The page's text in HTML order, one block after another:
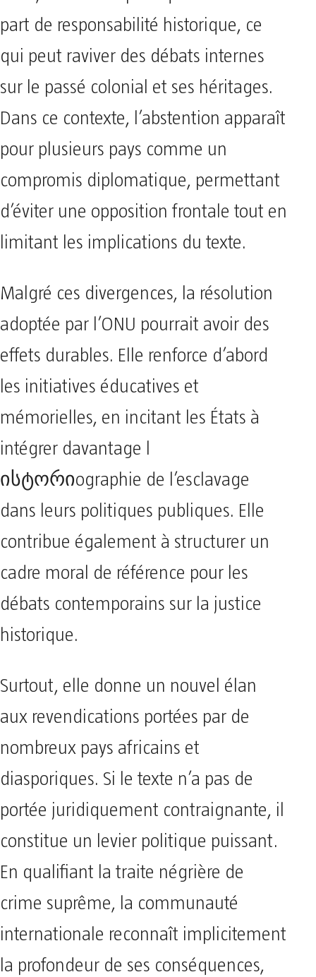
part de responsabilité historique, ce
qui peut raviver des débats internes
sur le passé colonial et ses héritages.
Dans ce contexte, l’abstention apparaît
pour plusieurs pays comme un
compromis diplomatique, permettant
d’éviter une opposition frontale tout en
limitant les implications du texte.
Malgré ces divergences, la résolution
adoptée par l’ONU pourrait avoir des
effets durables. Elle renforce d’abord
les initiatives éducatives et
mémorielles, en incitant les États à
intégrer davantage l
ისტორიographie de l’esclavage
dans leurs politiques publiques. Elle
contribue également à structurer un
cadre moral de référence pour les
débats contemporains sur la justice
historique.
Surtout, elle donne un nouvel élan
aux revendications portées par de
nombreux pays africains et
diasporiques. Si le texte n’a pas de
portée juridiquement contraignante, il
constitue un levier politique puissant.
En qualifiant la traite négrière de
crime suprême, la communauté
internationale reconnaît implicitement
la profondeur de ses conséquences,